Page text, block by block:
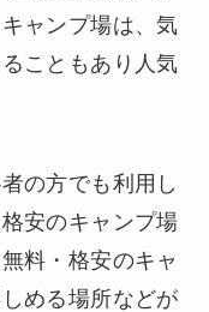
ャンプ場は、気
こともあり人気
の方でも利用し
安のキャンプ場
料・格安のキャ
める場所などが